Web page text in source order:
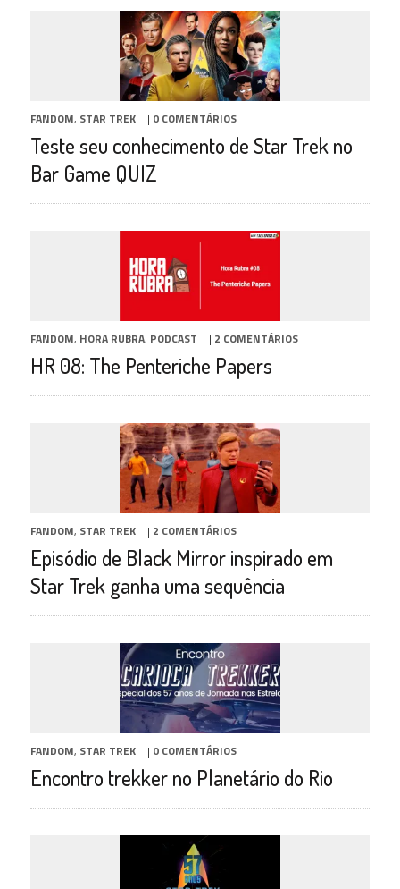
FANDOM, STAR TREK | 0 COMENTÁRIOS
Teste seu conhecimento de Star Trek no
Bar Game QUIZ
FANDOM, HORA RUBRA, PODCAST | 2 COMENTÁRIOS
HR 08: The Penteriche Papers
FANDOM, STAR TREK | 2 COMENTÁRIOS
Episódio de Black Mirror inspirado em
Star Trek ganha uma sequência
FANDOM, STAR TREK | 0 COMENTÁRIOS
Encontro trekker no Planetário do Rio